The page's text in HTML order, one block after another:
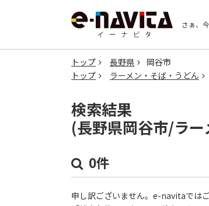
さぁ、
トップ 長野県
岡谷市
トップ
ラーメン・そば・うどん
検索結果
(長野県岡谷市/ラー
0件
申し訳ございません。e-navitaでは